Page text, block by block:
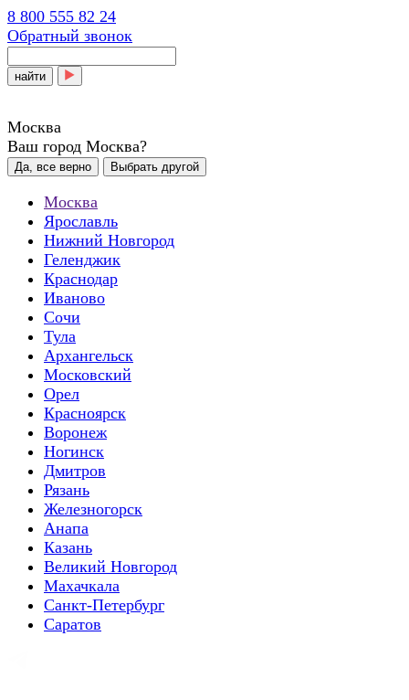
8 800 555 82 24
Обратный звонок
найти
Москва
Ваш город Москва?
Да, все верно Выбрать другой
Москва
Ярославль
Нижний Новгород
Геленджик
Краснодар
Иваново
Сочи
Тула
Архангельск
Московский
Орел
Красноярск
Воронеж
Ногинск
Дмитров
Рязань
Железногорск
Анапа
Казань
Великий Новгород
Махачкала
Санкт-Петербург
Саратов